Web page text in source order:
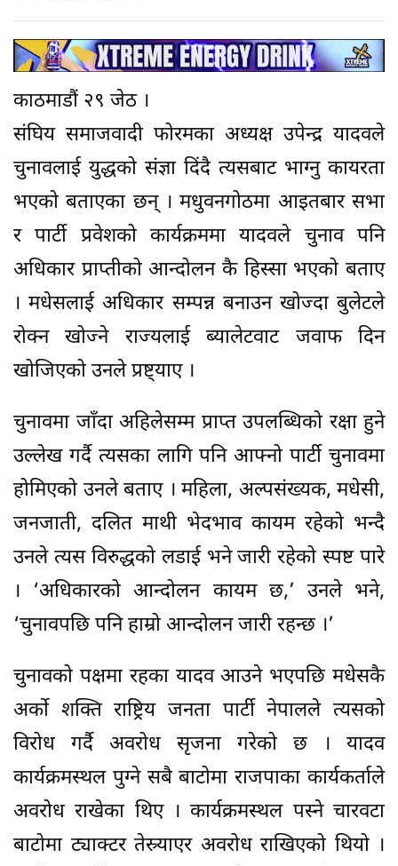
काठमाडौं २९ जेठ ।
संघिय समाजवादी फोरमका अध्यक्ष उपेन्द्र यादवले
चुनावलाई युद्धको संज्ञा दिंदै त्यसबाट भाग्नु कायरता
भएको बताएका छन् । मधुवनगोठमा आइतबार सभा
र पार्टी प्रवेशको कार्यक्रममा यादवले चुनाव पनि
अधिकार प्राप्तीको आन्दोलन कै हिस्सा भएको बताए
। मधेसलाई अधिकार सम्पन्न बनाउन खोज्दा बुलेटले
रोक्न खोज्ने राज्यलाई ब्यालेटवाट जवाफ दिन
खोजिएको उनले प्रष्ट्याए ।
चुनावमा जाँदा अहिलेसम्म प्राप्त उपलब्धिको रक्षा हुने
उल्लेख गर्दै त्यसका लागि पनि आफ्नो पार्टी चुनावमा
होमिएको उनले बताए । महिला, अल्पसंख्यक, मधेसी,
जनजाती, दलित माथी भेदभाव कायम रहेको भन्दै
उनले त्यस विरुद्धको लडाई भने जारी रहेको स्पष्ट पारे
। ‘अधिकारको आन्दोलन कायम छ,’ उनले भने,
‘चुनावपछि पनि हाम्रो आन्दोलन जारी रहन्छ ।’
चुनावको पक्षमा रहका यादव आउने भएपछि मधेसकै
अर्काे शक्ति राष्ट्रिय जनता पार्टी नेपालले त्यसको
विरोध गर्दै अवरोध सृजना गरेको छ । यादव
कार्यक्रमस्थल पुग्ने सबै बाटोमा राजपाका कार्यकर्ताले
अवरोध राखेका थिए । कार्यक्रमस्थल पस्ने चारवटा
बाटोमा ट्याक्टर तेस्र्याएर अवरोध राखिएको थियो ।